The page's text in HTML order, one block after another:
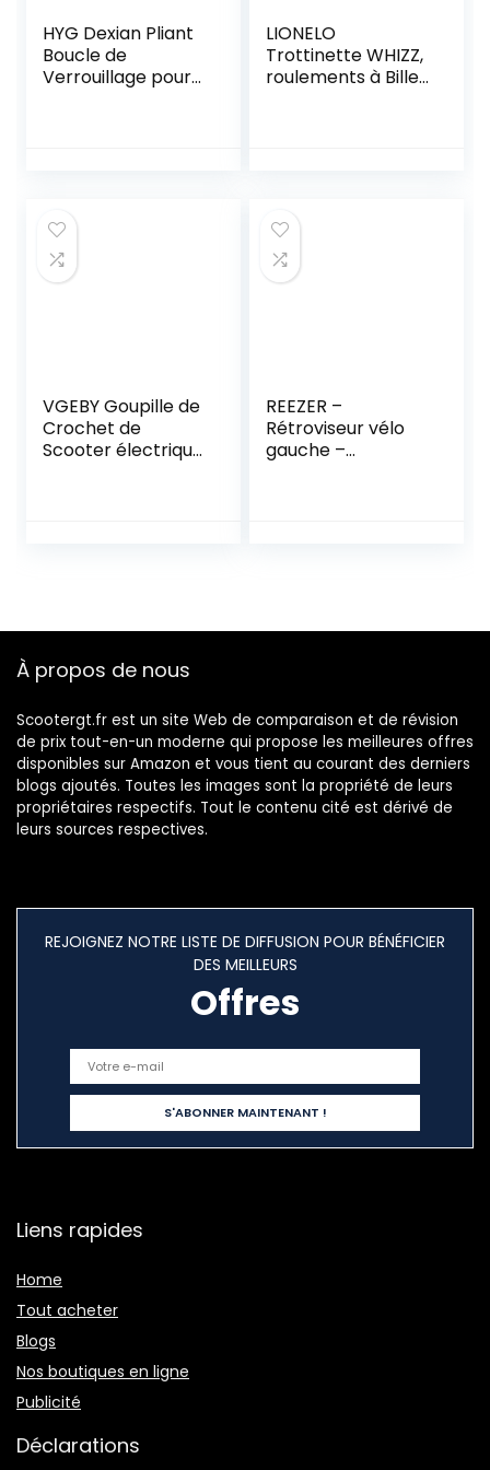
HYG Dexian Pliant
Boucle de
Verrouillage pour
Potence de Guidon
Pièce de
Remplacement
LIONELO
Trottinette WHIZZ,
roulements à Billes
Frein Flex Fender
MN Steel – Design
Unique
VGEBY Goupille de
Crochet de
Scooter électrique
Pliable Compatible
REEZER –
Rétroviseur vélo
gauche –
Réfléchissant –
À propos de nous
Scootergt.fr est un site Web de comparaison et de révision
de prix tout-en-un moderne qui propose les meilleures offres
disponibles sur Amazon et vous tient au courant des derniers
blogs ajoutés. Toutes les images sont la propriété de leurs
propriétaires respectifs. Tout le contenu cité est dérivé de
leurs sources respectives.
REJOIGNEZ NOTRE LISTE DE DIFFUSION POUR BÉNÉFICIER
DES MEILLEURS
Offres
Liens rapides
Home
Tout acheter
Blogs
Nos boutiques en ligne
Publicité
Déclarations